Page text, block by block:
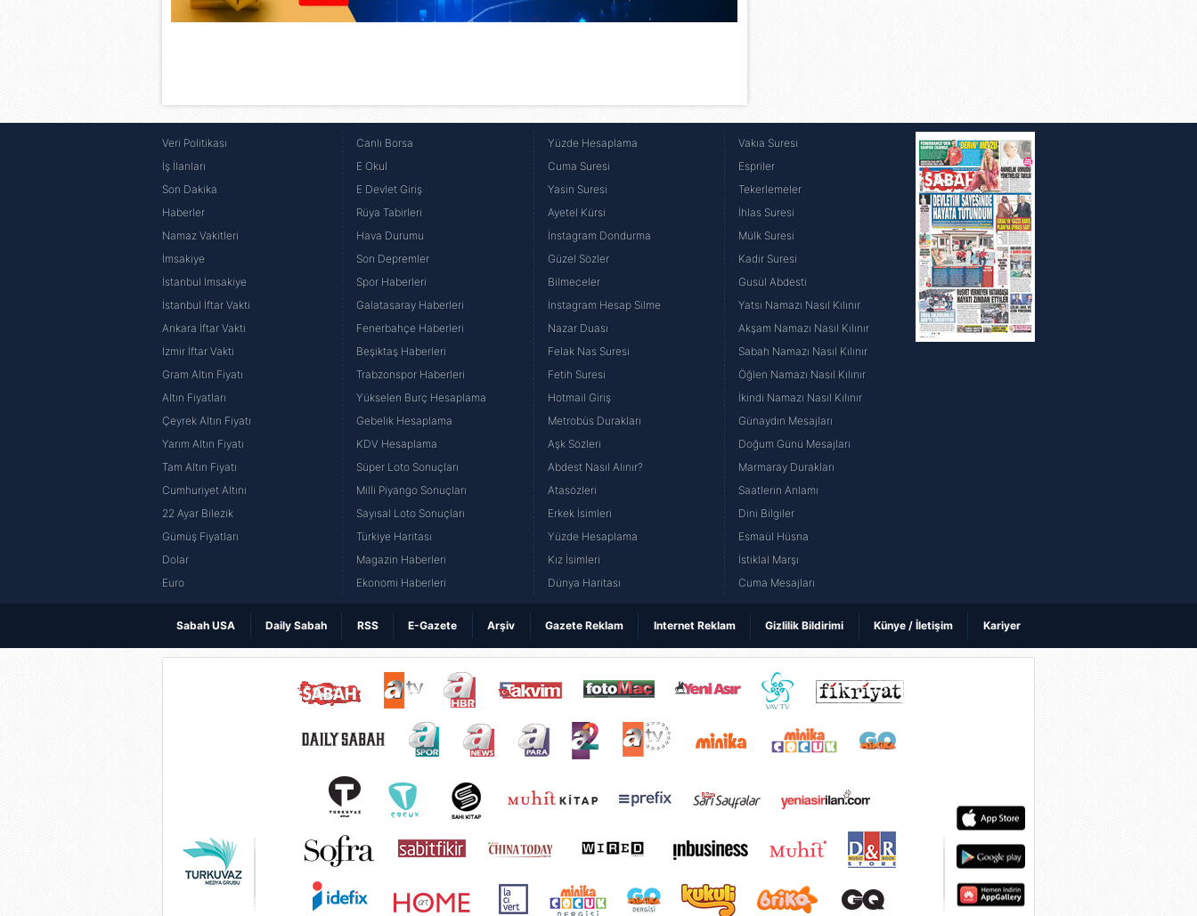
6698 sayılı Kişisel Verilerin Korunması Kanunu uyarınca hazırlanmış Aydınlatma Metnimizi okumak ve sitemizde ilgili
Veri Politikası
İş İlanları
Son Dakika
Haberler
Namaz Vakitleri
İmsakiye
İstanbul İmsakiye
İstanbul İftar Vakti
Ankara İftar Vakti
İzmir İftar Vakti
Gram Altın Fiyatı
Altın Fiyatları
Çeyrek Altın Fiyatı
Yarım Altın Fiyatı
Tam Altın Fiyatı
Cumhuriyet Altını
22 Ayar Bilezik
Gümüş Fiyatları
Dolar
Euro
Canlı Borsa
E Okul
E Devlet Giriş
Rüya Tabirleri
Hava Durumu
Son Depremler
Spor Haberleri
Galatasaray Haberleri
Fenerbahçe Haberleri
Beşiktaş Haberleri
Trabzonspor Haberleri
Yükselen Burç Hesaplama
Gebelik Hesaplama
KDV Hesaplama
Süper Loto Sonuçları
Milli Piyango Sonuçları
Sayısal Loto Sonuçları
Türkiye Haritası
Magazin Haberleri
Ekonomi Haberleri
Yüzde Hesaplama
Cuma Suresi
Yasin Suresi
Ayetel Kürsi
İnstagram Dondurma
Güzel Sözler
Bilmeceler
İnstagram Hesap Silme
Nazar Duası
Felak Nas Suresi
Fetih Suresi
Hotmail Giriş
Metrobüs Durakları
Aşk Sözleri
Abdest Nasıl Alınır?
Atasözleri
Erkek İsimleri
Yüzde Hesaplama
Kız İsimleri
Dünya Haritası
Vakıa Suresi
Espriler
Tekerlemeler
İhlas Suresi
Mülk Suresi
Kadir Suresi
Gusül Abdesti
Yatsı Namazı Nasıl Kılınır
Akşam Namazı Nasıl Kılınır
Sabah Namazı Nasıl Kılınır
Öğlen Namazı Nasıl Kılınır
İkindi Namazı Nasıl Kılınır
Günaydın Mesajları
Doğum Günü Mesajları
Marmaray Durakları
Saatlerin Anlamı
Dini Bilgiler
Esmaül Hüsna
İstiklal Marşı
Cuma Mesajları
Sabah USA Daily Sabah RSS E-Gazete Arşiv Gazete Reklam Internet Reklam Gizlilik Bildirimi Künye / İletişim Kariyer